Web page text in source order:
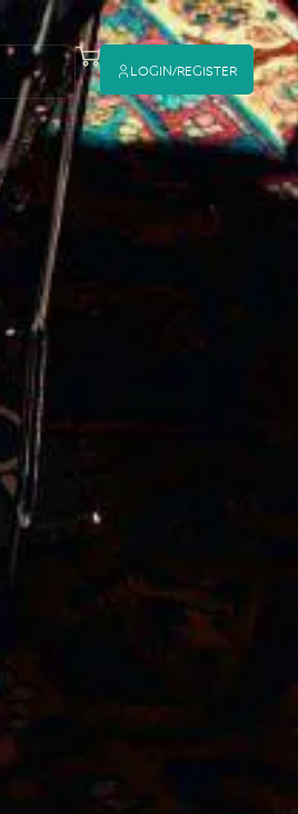
Login/register